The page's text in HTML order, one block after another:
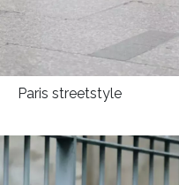
Paris streetstyle